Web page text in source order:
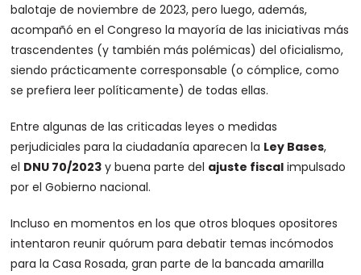
balotaje de noviembre de 2023, pero luego, además,
acompañó en el Congreso la mayoría de las iniciativas más
trascendentes (y también más polémicas) del oficialismo,
siendo prácticamente corresponsable (o cómplice, como
se prefiera leer políticamente) de todas ellas.
Entre algunas de las criticadas leyes o medidas
perjudiciales para la ciudadanía aparecen la Ley Bases,
el DNU 70/2023 y buena parte del ajuste fiscal impulsado
por el Gobierno nacional.
Incluso en momentos en los que otros bloques opositores
intentaron reunir quórum para debatir temas incómodos
para la Casa Rosada, gran parte de la bancada amarilla